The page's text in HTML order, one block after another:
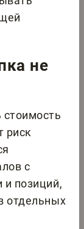
не
риск
с
и позиций,
отдельных